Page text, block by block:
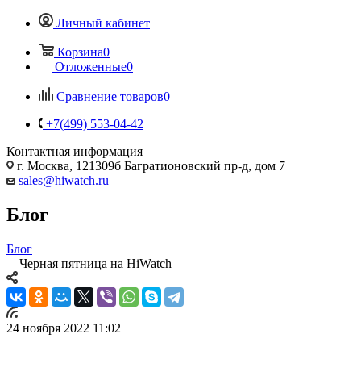
Личный кабинет
Корзина0
Отложенные0
Сравнение товаров0
+7(499) 553-04-42
Контактная информация
г. Москва, 121309б Багратионовский пр-д, дом 7
sales@hiwatch.ru
Блог
Блог
—Черная пятница на HiWatch
24 ноября 2022 11:02